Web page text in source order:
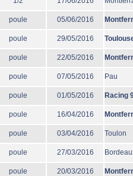
poule 05/06/2016
poule 29/05/2016
poule 22/05/2016
poule 07/05/2016 Pau
poule 01/05/2016 Racing
poule 16/04/2016
poule 03/04/2016 Toulon
poule 27/03/2016
poule 20/03/2016